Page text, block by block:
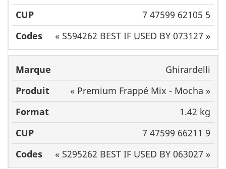
7 47599 62105 5
« S594262 BEST IF USED BY 073127 »
Ghirardelli
« Premium Frappé Mix - Mocha »
1.42 kg
7 47599 66211 9
« S295262 BEST IF USED BY 063027 »